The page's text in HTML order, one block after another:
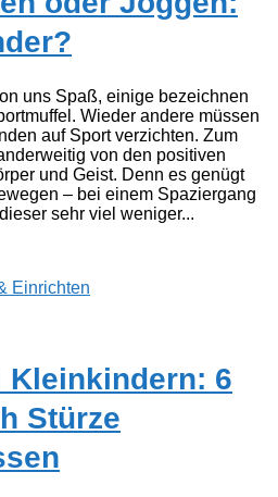
uns Spaß, einige bezeichnen
Wieder andere müssen
auf Sport verzichten. Zum
von den positiven
und Geist. Denn es genügt
– bei einem Spaziergang
sehr viel weniger...
Einrichten
Kleinkindern: 6
Stürze